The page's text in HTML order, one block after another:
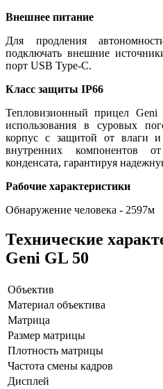
Внешнее питание
Для продления
подключать внешние
порт USB Type-C.
Класс защиты IP66
Тепловизионный прицел
использования в суровых
корпус с защитой от влаги
внутренних компонентов
конденсата, гарантируя
Рабочие характеристики
Обнаружение человека - 2597м
Технические
Geni GL 50
Объектив
Материал объектива
Матрица
Размер матрицы
Плотность матрицы
Частота смены кадров
Дисплей